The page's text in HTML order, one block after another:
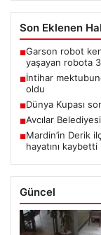
Son Eklenen
■Garson robot
yaşayan robota
■İntihar
oldu
■Dünya Kupası
■Avcılar
■Mardin’in Derik
hayatını kaybetti
Güncel